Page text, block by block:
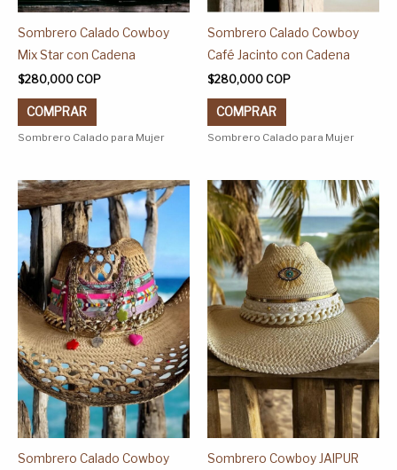
Sombrero Calado Cowboy
Mix Star con Cadena
$280,000 COP
COMPRAR
la
página
de
producto
Sombrero Calado para Mujer
Sombrero Calado Cowboy
Café Jacinto con Cadena
$280,000 COP
COMPRAR
la
página
de
producto
Sombrero Calado para Mujer
Sombrero Calado Cowboy
Este
producto
tiene
múltiples
variantes.
Las
opciones
se
pueden
elegir
en
la
página
Sombrero Cowboy JAIPUR
Este
producto
tiene
múltiples
variantes.
Las
opciones
se
pueden
elegir
en
la
página